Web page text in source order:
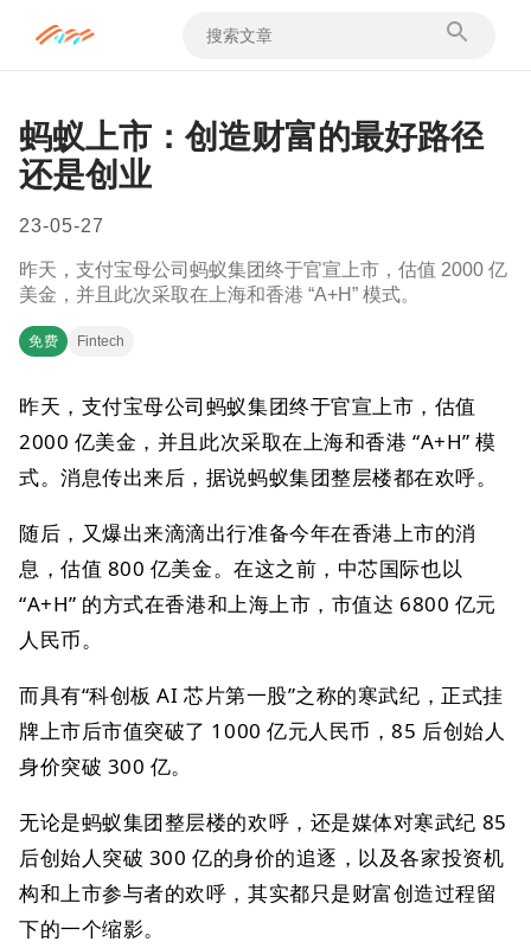
蚂蚁上市：创造财富的最好路径
还是创业
23-05-27
昨天，支付宝母公司蚂蚁集团终于官宣上市，估值 2000 亿
美金，并且此次采取在上海和香港 “A+H” 模式。
免费 Fintech
昨天，支付宝母公司蚂蚁集团终于官宣上市，估值
2000 亿美金，并且此次采取在上海和香港 “A+H” 模
式。消息传出来后，据说蚂蚁集团整层楼都在欢呼。
随后，又爆出来滴滴出行准备今年在香港上市的消
息，估值 800 亿美金。在这之前，中芯国际也以
“A+H” 的方式在香港和上海上市，市值达 6800 亿元
人民币。
而具有“科创板 AI 芯片第一股”之称的寒武纪，正式挂
牌上市后市值突破了 1000 亿元人民币，85 后创始人
身价突破 300 亿。
无论是蚂蚁集团整层楼的欢呼，还是媒体对寒武纪 85
后创始人突破 300 亿的身价的追逐，以及各家投资机
构和上市参与者的欢呼，其实都只是财富创造过程留
下的一个缩影。